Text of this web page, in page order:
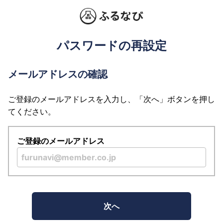
パスワードの再設定
メールアドレスの確認
ご登録のメールアドレスを入力し、「次へ」ボタンを押し
てください。
ご登録のメールアドレス